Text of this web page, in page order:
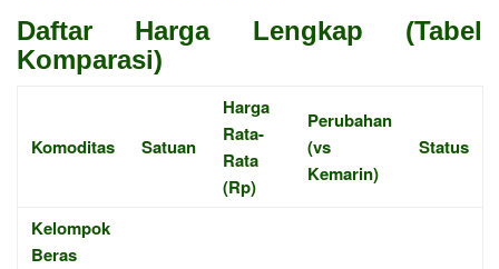
Daftar Harga Lengkap (Tabel
Komparasi)
Komoditas Satuan
Harga
Rata-
Rata
(Rp)
Perubahan
(vs
Kemarin)
Status
Kelompok
Beras